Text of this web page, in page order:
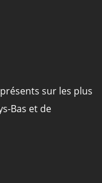
sur les plus
Bas et de